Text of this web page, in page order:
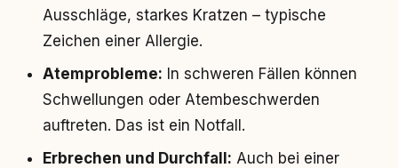
Ausschläge, starkes Kratzen – typische
Zeichen einer Allergie.
Atemprobleme: In schweren Fällen können
Schwellungen oder Atembeschwerden
auftreten. Das ist ein Notfall.
Erbrechen und Durchfall: Auch bei einer